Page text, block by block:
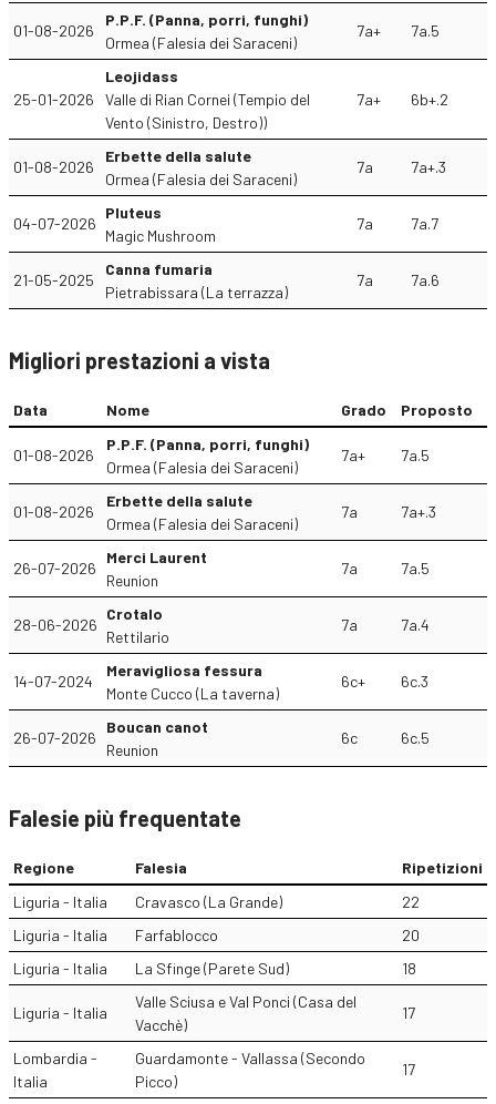
01-08-2026
P.P.F. (Panna, porri, funghi)
Ormea (Falesia dei Saraceni)
7a+ 7a.5
25-01-2026
Leojidass
Valle di Rian Cornei (Tempio del
Vento (Sinistro, Destro))
7a+ 6b+.2
01-08-2026
Erbette della salute
Ormea (Falesia dei Saraceni)
7a 7a+.3
04-07-2026
Pluteus
Magic Mushroom
7a 7a.7
21-05-2025
Canna fumaria
Pietrabissara (La terrazza)
7a 7a.6
Migliori prestazioni a vista
Data Nome Grado Proposto
01-08-2026
P.P.F. (Panna, porri, funghi)
Ormea (Falesia dei Saraceni)
7a+ 7a.5
01-08-2026
Erbette della salute
Ormea (Falesia dei Saraceni)
7a 7a+.3
26-07-2026
Merci Laurent
Reunion
7a 7a.5
28-06-2026
Crotalo
Rettilario
7a 7a.4
14-07-2024
Meravigliosa fessura
Monte Cucco (La taverna)
6c+ 6c.3
26-07-2026
Boucan canot
Reunion
6c 6c.5
Falesie più frequentate
Regione Falesia
Ripetizioni
Liguria - Italia
Cravasco (La Grande)
22
Liguria - Italia
Farfablocco
20
Liguria - Italia
La Sfinge (Parete Sud) 18
Liguria - Italia
Valle Sciusa e Val Ponci (Casa del
Vacchè)
17
Lombardia -
Italia
Guardamonte - Vallassa (Secondo
Picco)
17